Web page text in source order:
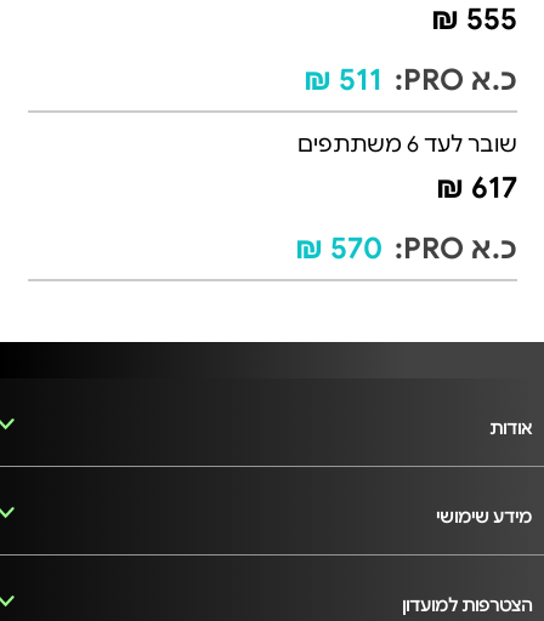
555 ₪
כ.א PRO:
511 ₪
שובר לעד 6 משתתפים
617 ₪
כ.א PRO:
570 ₪
אודות
מידע שימושי
הצטרפות למועדון